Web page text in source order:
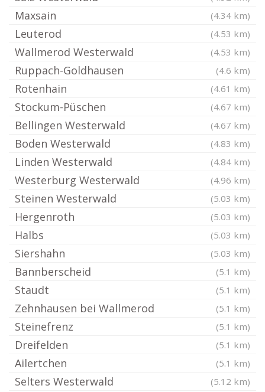
Maxsain (4.34 km)
Leuterod (4.53 km)
Wallmerod Westerwald (4.53 km)
Ruppach-Goldhausen (4.6 km)
Rotenhain (4.61 km)
Stockum-Püschen (4.67 km)
Bellingen Westerwald (4.67 km)
Boden Westerwald (4.83 km)
Linden Westerwald (4.84 km)
Westerburg Westerwald (4.96 km)
Steinen Westerwald (5.03 km)
Hergenroth (5.03 km)
Halbs (5.03 km)
Siershahn (5.03 km)
Bannberscheid (5.1 km)
Staudt (5.1 km)
Zehnhausen bei Wallmerod (5.1 km)
Steinefrenz (5.1 km)
Dreifelden (5.1 km)
Ailertchen (5.1 km)
Selters Westerwald (5.12 km)